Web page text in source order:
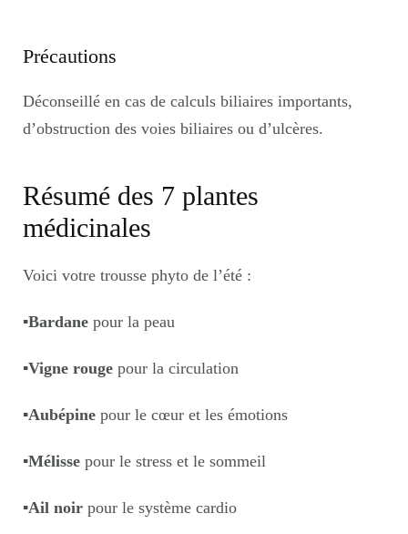
Précautions
Déconseillé en cas de calculs biliaires importants,
d’obstruction des voies biliaires ou d’ulcères.
Résumé des 7 plantes
médicinales
Voici votre trousse phyto de l’été :
▪️Bardane pour la peau
▪️Vigne rouge pour la circulation
▪️Aubépine pour le cœur et les émotions
▪️Mélisse pour le stress et le sommeil
▪️Ail noir pour le système cardio